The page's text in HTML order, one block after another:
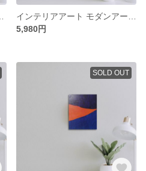
5,980円
SOLD OUT